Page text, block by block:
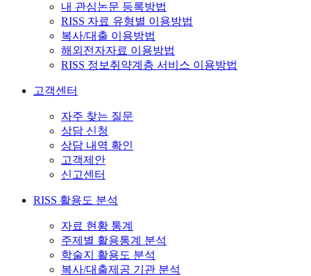
내 관심논문 등록방법
RISS 자료 유형별 이용방법
복사/대출 이용방법
해외전자자료 이용방법
RISS 정보취약계층 서비스 이용방법
고객센터
자주 찾는 질문
상담 신청
상담 내역 확인
고객제안
신고센터
RISS 활용도 분석
자료 현황 통계
주제별 활용통계 분석
학술지 활용도 분석
복사/대출제공 기관 분석